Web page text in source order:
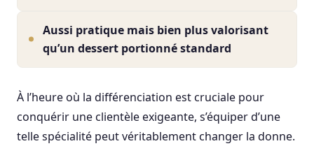
Aussi pratique mais bien plus valorisant
qu’un dessert portionné standard
À l’heure où la différenciation est cruciale pour
conquérir une clientèle exigeante, s’équiper d’une
telle spécialité peut véritablement changer la donne.